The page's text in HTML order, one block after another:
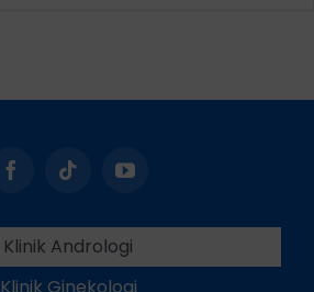
Klinik Andrologi
Klinik Ginekologi